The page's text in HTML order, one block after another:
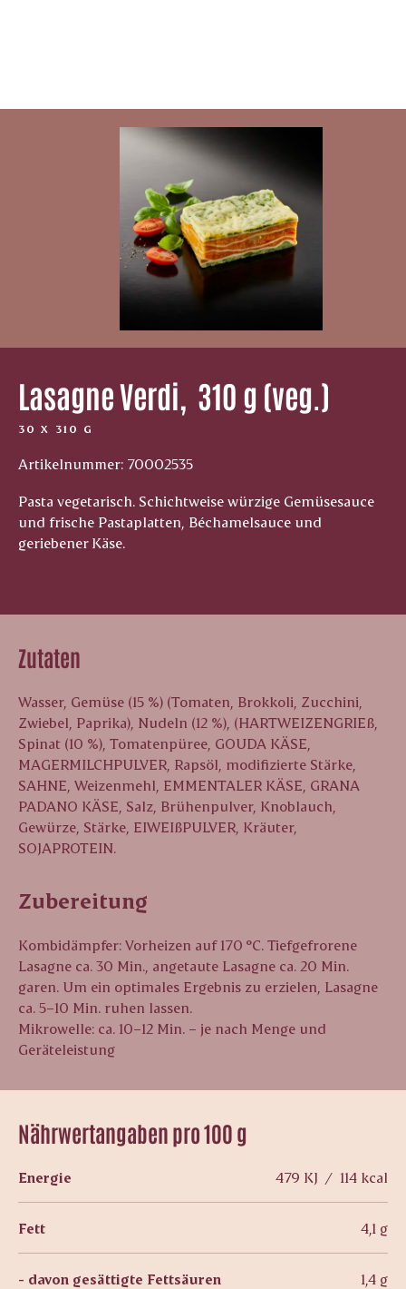
Lasagne Verdi, ­ 310 g (veg.)
30 X 310 G
Artikelnummer: 70002535
Pasta vegetarisch. Schichtweise würzige Gemüsesauce
und frische Pastaplatten, Béchamelsauce und
geriebener Käse.
Nährwertangaben pro 100 g
Energie 479 KJ / 114 kcal
Fett 4,1 g
- davon gesättigte Fettsäuren 1,4 g
Zutaten
Wasser, Gemüse (15 %) (Tomaten, Brokkoli, Zucchini,
Zwiebel, Paprika), Nudeln (12 %), (HARTWEIZENGRIEß,
Spinat (10 %), Tomatenpüree, GOUDA KÄSE,
MAGERMILCHPULVER, Rapsöl, modifizierte Stärke,
SAHNE, Weizenmehl, EMMENTALER KÄSE, GRANA
PADANO KÄSE, Salz, Brühenpulver, Knoblauch,
Gewürze, Stärke, EIWEIßPULVER, Kräuter,
SOJAPROTEIN.
Zubereitung
Kombidämpfer: Vorheizen auf 170 °C. Tiefgefrorene
Lasagne ca. 30 Min., angetaute Lasagne ca. 20 Min.
garen. Um ein optimales Ergebnis zu erzielen, Lasagne
ca. 5–10 Min. ruhen lassen.
Mikrowelle: ca. 10–12 Min. – je nach Menge und
Geräteleistung